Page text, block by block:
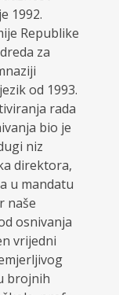
1992.
Republike
za
od 1993.
rada
bio je
niz
direktora,
u mandatu
naše
osnivanja
vrijedni
brojnih